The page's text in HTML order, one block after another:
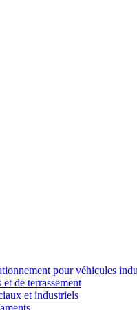
pour véhicules
de terrassement
et industriels